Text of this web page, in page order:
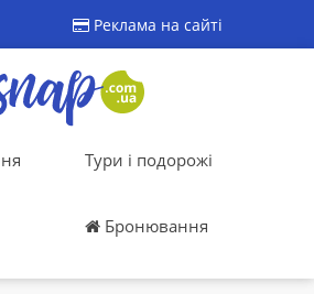
Реклама на сайті
Тури і подорожі
Бронювання